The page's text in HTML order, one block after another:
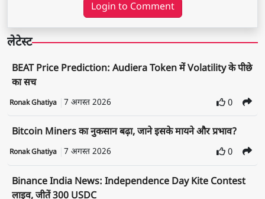
Login to Comment
लेटेस्ट
BEAT Price Prediction: Audiera Token में Volatility के पीछे
का सच
Ronak Ghatiya 7 अगस्त 2026 0
Bitcoin Miners का नुकसान बढ़ा, जाने इसके मायने और प्रभाव?
Ronak Ghatiya 7 अगस्त 2026 0
Binance India News: Independence Day Kite Contest
लाइव, जीतें 300 USDC